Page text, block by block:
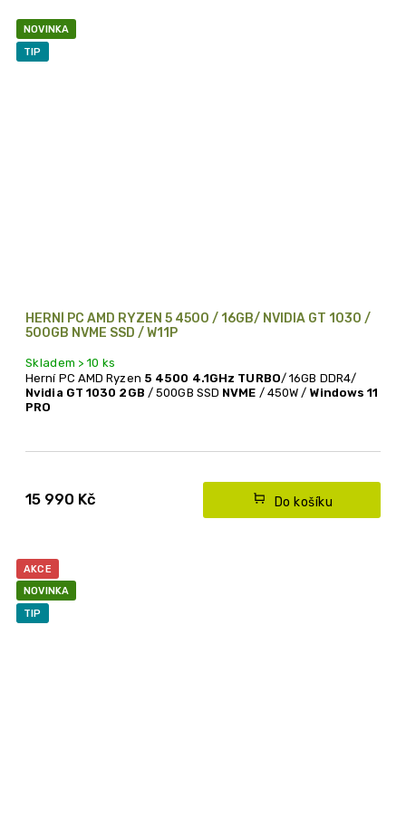
NOVINKA
TIP
HERNÍ PC AMD RYZEN 5 4500 / 16GB/ NVIDIA GT 1030 /
500GB NVME SSD / W11P
Skladem > 10 ks
15 990 Kč Do košíku
Herní PC AMD Ryzen 5 4500 4.1GHz TURBO/ 16GB DDR4/
Nvidia GT 1030 2GB / 500GB SSD NVME / 450W / Windows 11
PRO
AMD Ryzen 5 a Nvidia grafickou kartou
AKCE
NOVINKA
TIP